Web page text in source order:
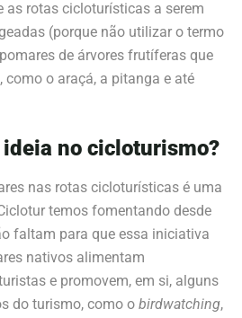
as rotas cicloturísticas a serem
(porque não utilizar o termo
de árvores frutíferas que
como o araçá, a pitanga e até
ideia no cicloturismo?
nas rotas cicloturísticas é uma
temos fomentando desde
faltam para que essa iniciativa
nativos alimentam
e promovem, em si, alguns
do turismo, como o birdwatching,